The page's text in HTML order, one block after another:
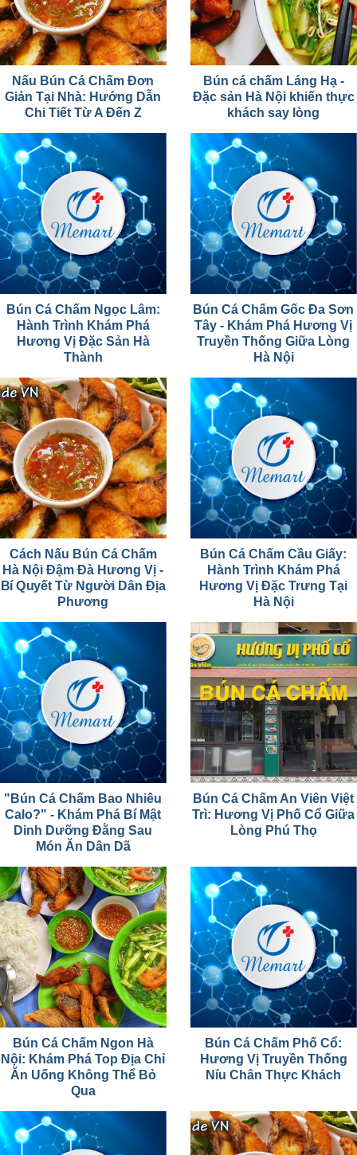
Nấu Bún Cá Chấm Đơn
Giản Tại Nhà: Hướng Dẫn
Chi Tiết Từ A Đến Z
Bún cá chấm Láng Hạ -
Đặc sản Hà Nội khiến thực
khách say lòng
Bún Cá Chấm Ngọc Lâm:
Hành Trình Khám Phá
Hương Vị Đặc Sản Hà
Thành
Bún Cá Chấm Gốc Đa Sơn
Tây - Khám Phá Hương Vị
Truyền Thống Giữa Lòng
Hà Nội
Cách Nấu Bún Cá Chấm
Hà Nội Đậm Đà Hương Vị -
Bí Quyết Từ Người Dân Địa
Phương
Bún Cá Chấm Cầu Giấy:
Hành Trình Khám Phá
Hương Vị Đặc Trưng Tại
Hà Nội
"Bún Cá Chấm Bao Nhiêu
Calo?" - Khám Phá Bí Mật
Dinh Dưỡng Đằng Sau
Món Ăn Dân Dã
Bún Cá Chấm An Viên Việt
Trì: Hương Vị Phố Cổ Giữa
Lòng Phú Thọ
Bún Cá Chấm Ngon Hà
Nội: Khám Phá Top Địa Chỉ
Ăn Uống Không Thể Bỏ
Qua
Bún Cá Chấm Phố Cổ:
Hương Vị Truyền Thống
Níu Chân Thực Khách